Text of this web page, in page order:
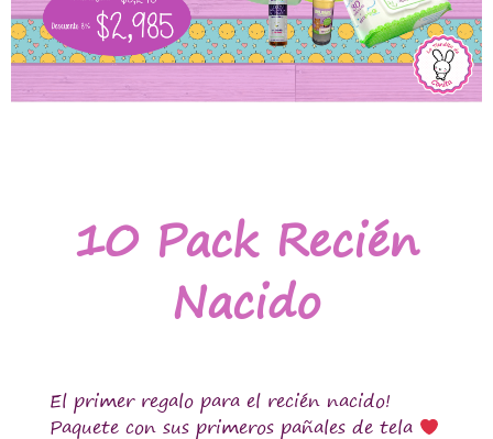
10 Pack Recién
Nacido
El primer regalo para el recién nacido!
Paquete con sus primeros pañales de tela